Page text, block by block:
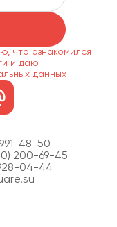
что ознакомился
данных
991-48-50
200-69-45
04-44